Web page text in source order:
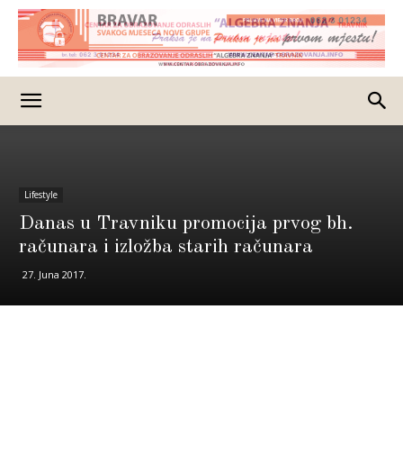
Lifestyle
Danas u Travniku promocija prvog bh.
računara i izložba starih računara
27. Juna 2017.